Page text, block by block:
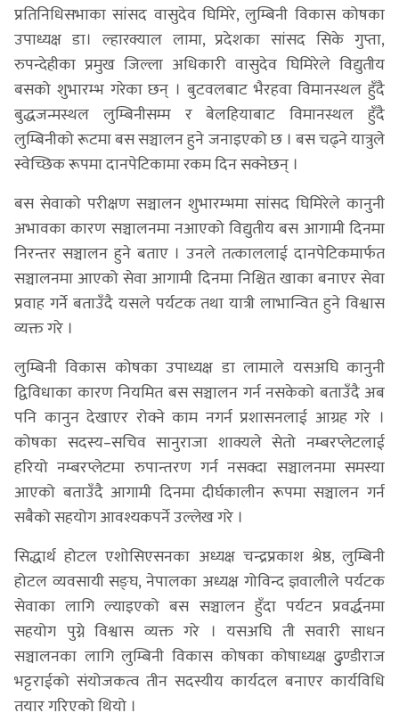
प्रतिनिधिसभाका सांसद वासुदेव घिमिरे, लुम्बिनी विकास कोषका
उपाध्यक्ष डा। ल्हारक्याल लामा, प्रदेशका सांसद सिके गुप्ता,
रुपन्देहीका प्रमुख जिल्ला अधिकारी वासुदेव घिमिरेले विद्युतीय
बसको शुभारम्भ गरेका छन् । बुटवलबाट भैरहवा विमानस्थल हुँदै
बुद्धजन्मस्थल लुम्बिनीसम्म र बेलहियाबाट विमानस्थल हुँदै
लुम्बिनीको रूटमा बस सञ्चालन हुने जनाइएको छ । बस चढ्ने यात्रुले
स्वेच्छिक रूपमा दानपेटिकामा रकम दिन सक्नेछन् ।
बस सेवाको परीक्षण सञ्चालन शुभारम्भमा सांसद घिमिरेले कानुनी
अभावका कारण सञ्चालनमा नआएको विद्युतीय बस आगामी दिनमा
निरन्तर सञ्चालन हुने बताए । उनले तत्काललाई दानपेटिकमार्फत
सञ्चालनमा आएको सेवा आगामी दिनमा निश्चित खाका बनाएर सेवा
प्रवाह गर्ने बताउँदै यसले पर्यटक तथा यात्री लाभान्वित हुने विश्वास
व्यक्त गरे ।
लुम्बिनी विकास कोषका उपाध्यक्ष डा लामाले यसअघि कानुनी
द्विविधाका कारण नियमित बस सञ्चालन गर्न नसकेको बताउँदै अब
पनि कानुन देखाएर रोक्ने काम नगर्न प्रशासनलाई आग्रह गरे ।
कोषका सदस्य–सचिव सानुराजा शाक्यले सेतो नम्बरप्लेटलाई
हरियो नम्बरप्लेटमा रुपान्तरण गर्न नसक्दा सञ्चालनमा समस्या
आएको बताउँदै आगामी दिनमा दीर्घकालीन रूपमा सञ्चालन गर्न
सबैको सहयोग आवश्यकपर्ने उल्लेख गरे ।
सिद्धार्थ होटल एशोसिएसनका अध्यक्ष चन्द्रप्रकाश श्रेष्ठ, लुम्बिनी
होटल व्यवसायी सङ्घ, नेपालका अध्यक्ष गोविन्द ज्ञवालीले पर्यटक
सेवाका लागि ल्याइएको बस सञ्चालन हुँदा पर्यटन प्रवर्द्धनमा
सहयोग पुग्ने विश्वास व्यक्त गरे । यसअघि ती सवारी साधन
सञ्चालनका लागि लुम्बिनी विकास कोषका कोषाध्यक्ष ढुुण्डीराज
भट्टराईको संयोजकत्व तीन सदस्यीय कार्यदल बनाएर कार्यविधि
तयार गरिएको थियो ।